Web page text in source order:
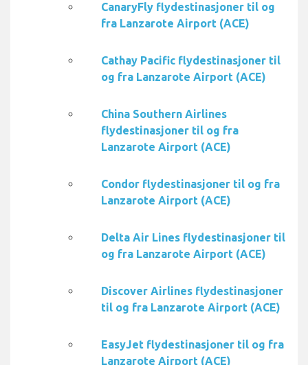
CanaryFly flydestinasjoner til og
fra Lanzarote Airport (ACE)
Cathay Pacific flydestinasjoner til
og fra Lanzarote Airport (ACE)
China Southern Airlines
flydestinasjoner til og fra
Lanzarote Airport (ACE)
Condor flydestinasjoner til og fra
Lanzarote Airport (ACE)
Delta Air Lines flydestinasjoner til
og fra Lanzarote Airport (ACE)
Discover Airlines flydestinasjoner
til og fra Lanzarote Airport (ACE)
EasyJet flydestinasjoner til og fra
Lanzarote Airport (ACE)